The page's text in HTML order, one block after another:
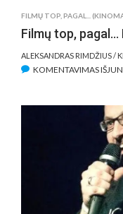
FILMŲ TOP, PAGAL...
Filmų top, pagal…
ALEKSANDRAS RIMDŽIUS /
KOMENTAVIMAS